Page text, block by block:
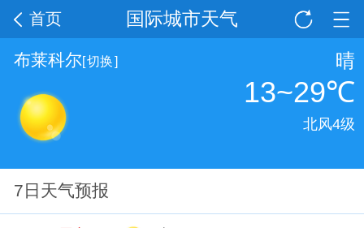
国际城市天气
首页
布莱科尔[切换] 晴
13~29℃
北风4级
7日天气预报